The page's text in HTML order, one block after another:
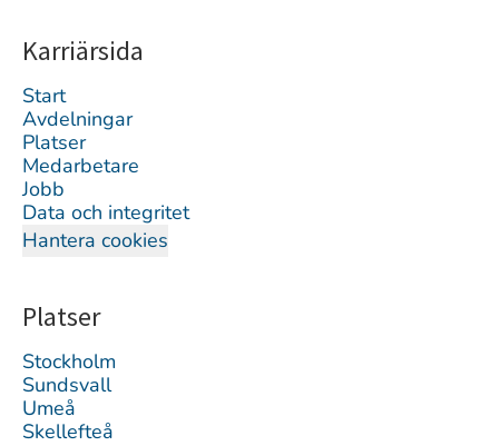
Karriärsida
Start
Avdelningar
Platser
Medarbetare
Jobb
Data och integritet
Hantera cookies
Platser
Stockholm
Sundsvall
Umeå
Skellefteå